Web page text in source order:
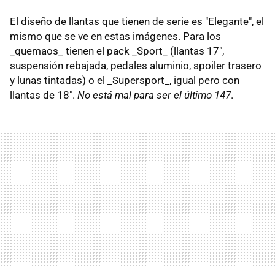
El diseño de llantas que tienen de serie es "Elegante", el
mismo que se ve en estas imágenes. Para los
_quemaos_ tienen el pack _Sport_ (llantas 17",
suspensión rebajada, pedales aluminio, spoiler trasero
y lunas tintadas) o el _Supersport_, igual pero con
llantas de 18". No está mal para ser el último 147.